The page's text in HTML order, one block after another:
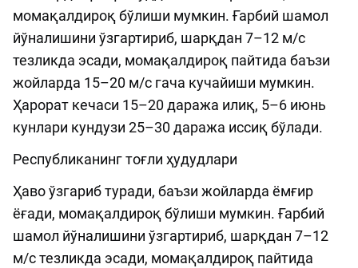
момақалдироқ бўлиши мумкин. Ғарбий шамол
йўналишини ўзгартириб, шарқдан 7–12 м/с
тезликда эсади, момақалдироқ пайтида баъзи
жойларда 15–20 м/с гача кучайиши мумкин.
Ҳарорат кечаси 15–20 даража илиқ, 5–6 июнь
кунлари кундузи 25–30 даража иссиқ бўлади.
Республиканинг тоғли ҳудудлари
Ҳаво ўзгариб туради, баъзи жойларда ёмғир
ёғади, момақалдироқ бўлиши мумкин. Ғарбий
шамол йўналишини ўзгартириб, шарқдан 7–12
м/с тезликда эсади, момақалдироқ пайтида